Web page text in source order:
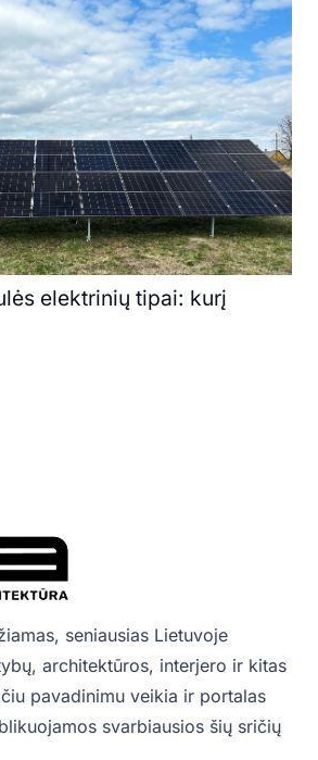
elektrinių tipai: kurį
seniausias Lietuvoje
architektūros, interjero ir kitas
pavadinimu veikia ir portalas
svarbiausios šių sričių